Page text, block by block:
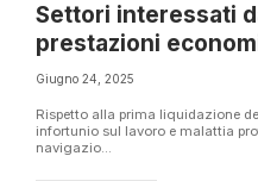
Settori interessati
prestazioni
Giugno 24, 2025
Rispetto alla prima liquidazione
infortunio sul lavoro e malattia
navigazio...